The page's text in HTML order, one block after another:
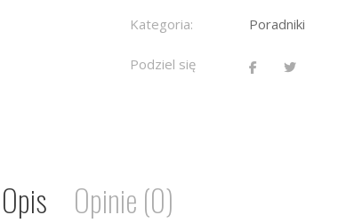
Kategoria: Poradniki
Podziel się
Opis Opinie (0)